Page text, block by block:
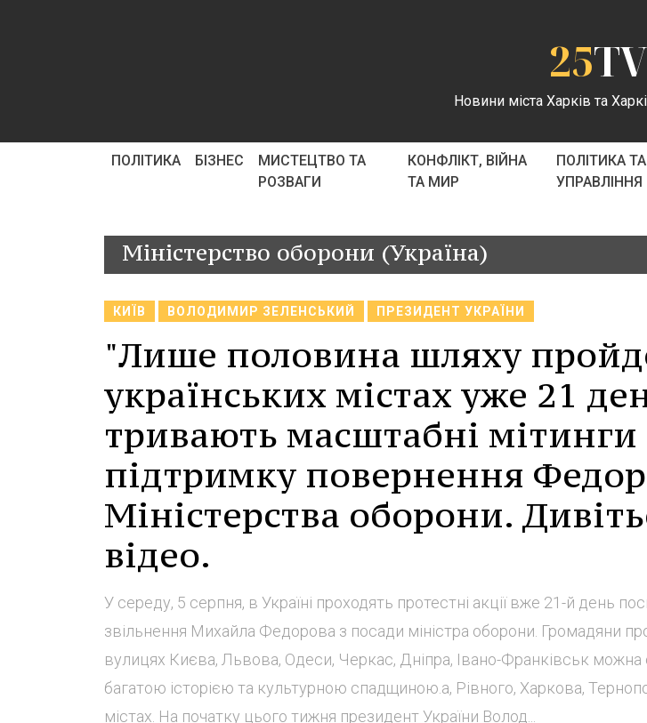
25TV
Новини міста Харків та
ПОЛІТИКА БІЗНЕС
МИСТЕЦТВО ТА
РОЗВАГИ
КОНФЛІКТ, ВІЙНА
ТА МИР
ПОЛІТИКА
УПРАВЛІННЯ
Міністерство оборони (Україна)
КИЇВ ВОЛОДИМИР ЗЕЛЕНСЬКИЙ ПРЕЗИДЕНТ УКРАЇНИ
"Лише половина шляху
українських містах уже 21
тривають масштабні мітинги
підтримку повернення
Міністерства оборони.
відео.
У середу, 5 серпня, в Україні проходять протестні акції вже 21-й день
звільнення Михайла Федорова з посади міністра оборони. Громадяни
вулицях Києва, Львова, Одеси, Черкас, Дніпра, Івано-Франківськ можна
багатою історією та культурною спадщиною.а, Рівного, Харкова,
містах. На початку цього тижня президент України Волод...